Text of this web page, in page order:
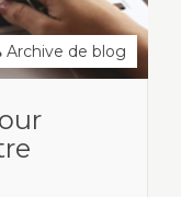
Archive de blog